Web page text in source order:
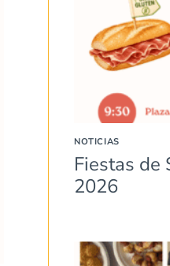
NOTICIAS
Fiestas de
2026